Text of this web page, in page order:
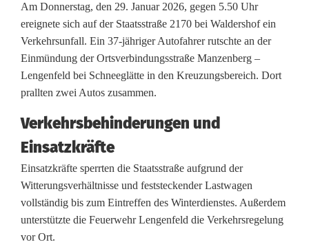
S
c
h
n
e
e
g
l
ä
t
Am Donnerstag, den 29. Januar 2026, gegen 5.50 Uhr
ereignete sich auf der Staatsstraße 2170 bei Waldershof ein
Verkehrsunfall. Ein 37-jähriger Autofahrer rutschte an der
Einmündung der Ortsverbindungsstraße Manzenberg –
Lengenfeld bei Schneeglätte in den Kreuzungsbereich. Dort
prallten zwei Autos zusammen.
Verkehrsbehinderungen und
Einsatzkräfte
Einsatzkräfte sperrten die Staatsstraße aufgrund der
Witterungsverhältnisse und feststeckender Lastwagen
vollständig bis zum Eintreffen des Winterdienstes. Außerdem
unterstützte die Feuerwehr Lengenfeld die Verkehrsregelung
vor Ort.